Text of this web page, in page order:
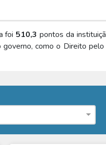
foi 510,3 pontos da
como o Direito